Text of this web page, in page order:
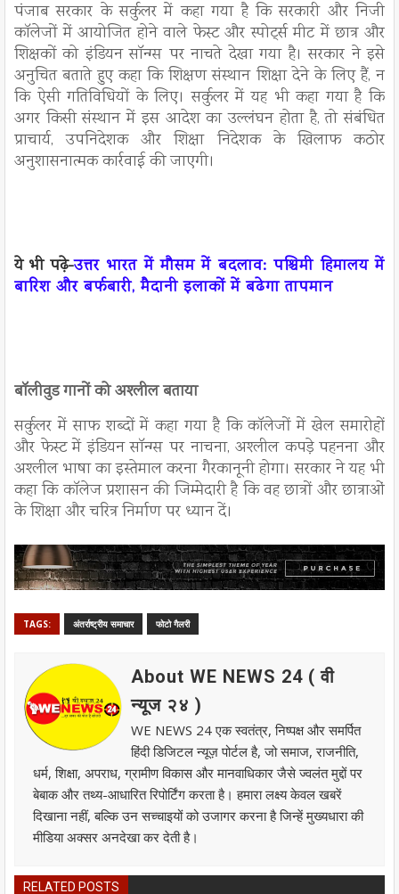
पंजाब सरकार के सर्कुलर में कहा गया है कि सरकारी और निजी
कॉलेजों में आयोजित होने वाले फेस्ट और स्पोर्ट्स मीट में छात्र और
शिक्षकों को इंडियन सॉन्ग्स पर नाचते देखा गया है। सरकार ने इसे
अनुचित बताते हुए कहा कि शिक्षण संस्थान शिक्षा देने के लिए हैं, न
कि ऐसी गतिविधियों के लिए। सर्कुलर में यह भी कहा गया है कि
अगर किसी संस्थान में इस आदेश का उल्लंघन होता है, तो संबंधित
प्राचार्य, उपनिदेशक और शिक्षा निदेशक के खिलाफ कठोर
अनुशासनात्मक कार्रवाई की जाएगी।
ये भी पढ़े-उत्तर भारत में मौसम में बदलाव: पश्चिमी हिमालय में
बारिश और बर्फबारी, मैदानी इलाकों में बढेगा तापमान
बॉलीवुड गानों को अश्लील बताया
सर्कुलर में साफ शब्दों में कहा गया है कि कॉलेजों में खेल समारोहों
और फेस्ट में इंडियन सॉन्ग्स पर नाचना, अश्लील कपड़े पहनना और
अश्लील भाषा का इस्तेमाल करना गैरकानूनी होगा। सरकार ने यह भी
कहा कि कॉलेज प्रशासन की जिम्मेदारी है कि वह छात्रों और छात्राओं
के शिक्षा और चरित्र निर्माण पर ध्यान दें।
TAGS: अंतर्राष्ट्रीय समाचार फोटो गैलरी
About WE NEWS 24 ( वी
न्यूज २४ )
WE NEWS 24 एक स्वतंत्र, निष्पक्ष और समर्पित
हिंदी डिजिटल न्यूज़ पोर्टल है, जो समाज, राजनीति,
धर्म, शिक्षा, अपराध, ग्रामीण विकास और मानवाधिकार जैसे ज्वलंत मुद्दों पर
बेबाक और तथ्य-आधारित रिपोर्टिंग करता है। हमारा लक्ष्य केवल खबरें
दिखाना नहीं, बल्कि उन सच्चाइयों को उजागर करना है जिन्हें मुख्यधारा की
मीडिया अक्सर अनदेखा कर देती है।
RELATED POSTS